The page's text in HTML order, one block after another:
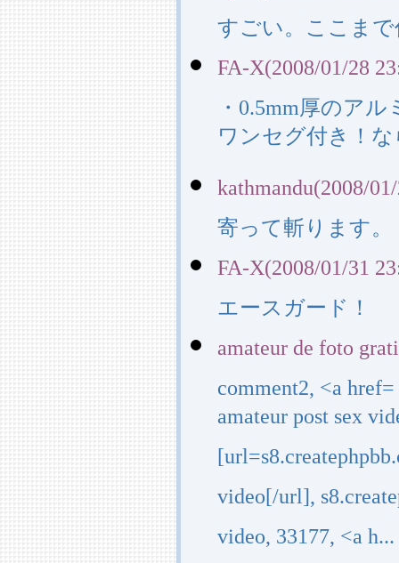
すごい。ここま
FA-X(2008/01/28
・0.5mm厚のア
ワンセグ付き！
kathmandu(2008/
寄って斬ります。
FA-X(2008/01/31
エースガード！
amateur de foto
comment2, <a
amateur post sex
video[/url],
video, 33177, <a h...